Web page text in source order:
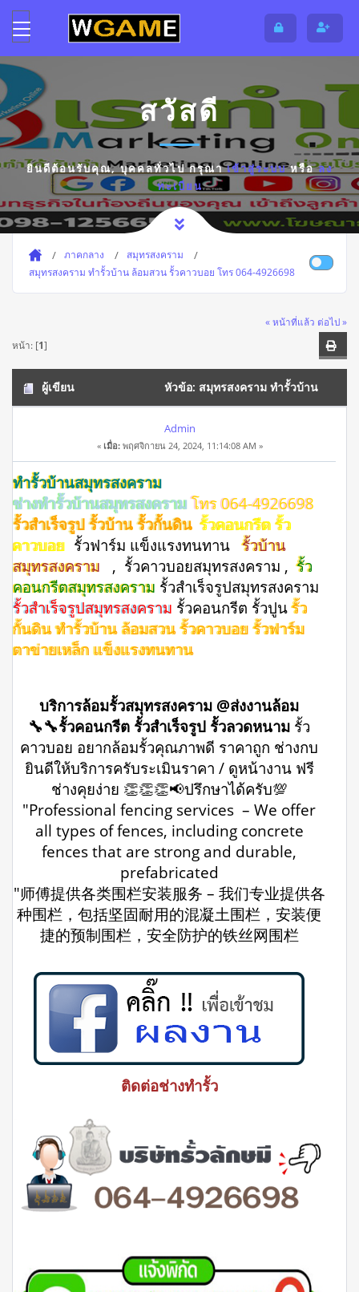
สวัสดี
ยินดีต้อนรับคุณ,บุคคลทั่วไปกรุณาเข้าสู่ระบบหรือลง
ทะเบียน
ภาคกลาง
สมุทรสงคราม
สมุทรสงคราม ทำรั้วบ้าน ล้อมสวน รั้วคาวบอย โทร 064-4926698
« หน้าที่แล้ว ต่อไป »
หน้า: [1]
ผู้เขียน หัวข้อ: สมุทรสงคราม ทำรั้วบ้าน
ล้อมสวน รั้วคาวบอย โทร 064-4926698 (อ่าน 11133 ครั้ง)
Admin
« เมื่อ:พฤศจิกายน 24, 2024, 11:14:08 AM »
ทำรั้วบ้านสมุทรสงคราม
ช่างทำรั้วบ้านสมุทรสงครามโทร 064-4926698
รั้วสำเร็จรูป รั้วบ้าน รั้วกั้นดิน รั้วคอนกรีต รั้ว
คาวบอย รั้วฟาร์ม แข็งแรงทนทาน รั้วบ้าน
สมุทรสงคราม
, รั้วคาวบอยสมุทรสงคราม , รั้ว
คอนกรีตสมุทรสงคราม รั้วสําเร็จรูปสมุทรสงคราม
รั้วสำเร็จรูปสมุทรสงคราม รั้วคอนกรีต รั้วปูน รั้ว
กั้นดิน ทำรั้วบ้าน ล้อมสวน รั้วคาวบอย รั้วฟาร์ม
ตาข่ายเหล็ก แข็งแรงทนทาน
บริการล้อมรั้วสมุทรสงคราม @ส่งงานล้อม
🔧🔧รั้วคอนกรีต รั้วสำเร็จรูป รั้วลวดหนาม รั้ว
คาวบอย อยากล้อมรั้วคุณภาพดี ราคาถูก ช่างกบ
ยินดีให้บริการครับระเมินราคา / ดูหน้างาน ฟรี
ช่างคุยง่าย 👏👏👏📢ปรึกษาได้ครับ💯
"Professional fencing services – We offer
all types of fences, including concrete
fences that are strong and durable,
prefabricated
"师傅提供各类围栏安装服务 – 我们专业提供各
种围栏，包括坚固耐用的混凝土围栏，安装便
捷的预制围栏，安全防护的铁丝网围栏
ติดต่อช่างทำรั้ว